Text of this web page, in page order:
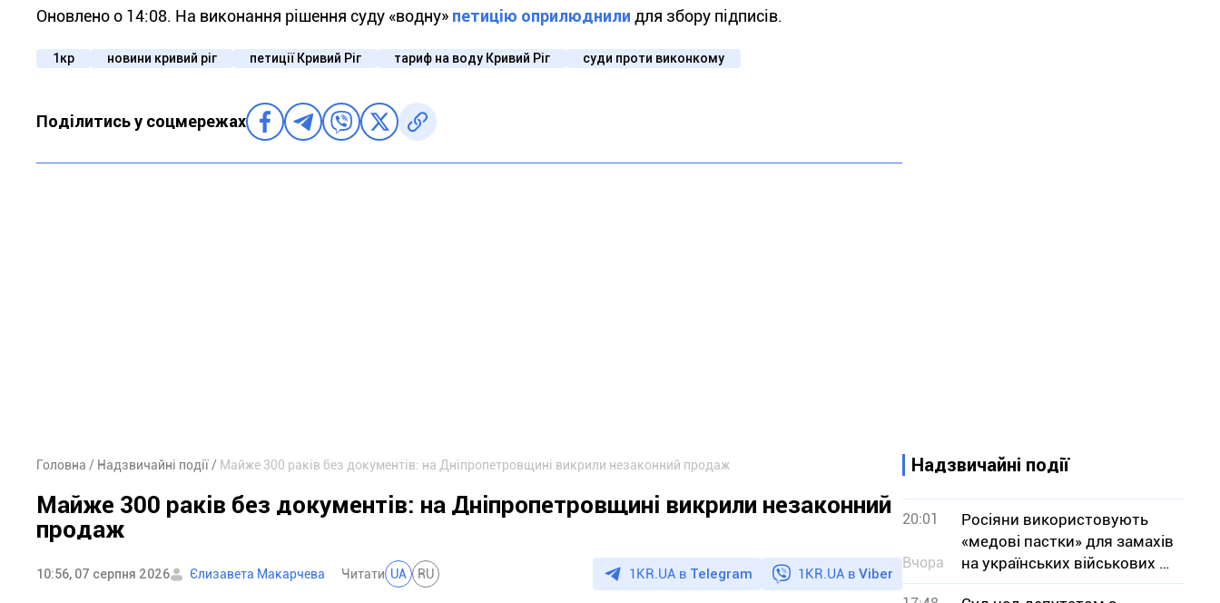
Оновлено о 14:08. На виконання рішення суду «водну» петицію оприлюднили для збору підписів.
1кр новини кривий ріг петиції Кривий Ріг тариф на воду Кривий Ріг суди проти виконкому
Поділитись у соцмережах
Головна Надзвичайні події Майже 300 раків без документів: на Дніпропетровщині викрили незаконний продаж
Майже 300 раків без документів: на Дніпропетровщині викрили незаконний
продаж
10:56, 07 серпня 2026 Єлизавета Макарчева Читати UA RU 1KR.UA в Telegram 1KR.UA в Viber
Надзвичайні події
20:01
Вчора
Росіяни використовують
«медові пастки» для замахів
на українських військових —
СБУ